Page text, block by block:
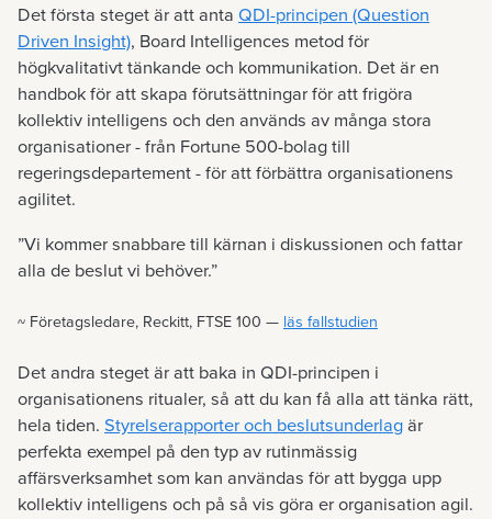
Det första steget är att anta QDI-principen (Question
Driven Insight), Board Intelligences metod för
högkvalitativt tänkande och kommunikation. Det är en
handbok för att skapa förutsättningar för att frigöra
kollektiv intelligens och den används av många stora
organisationer - från Fortune 500-bolag till
regeringsdepartement - för att förbättra organisationens
agilitet.
”Vi kommer snabbare till kärnan i diskussionen och fattar
alla de beslut vi behöver.”
~ Företagsledare, Reckitt, FTSE 100 — läs fallstudien
Det andra steget är att baka in QDI-principen i
organisationens ritualer, så att du kan få alla att tänka rätt,
hela tiden. Styrelserapporter och beslutsunderlagär
perfekta exempel på den typ av rutinmässig
affärsverksamhet som kan användas för att bygga upp
kollektiv intelligens och på så vis göra er organisation agil.